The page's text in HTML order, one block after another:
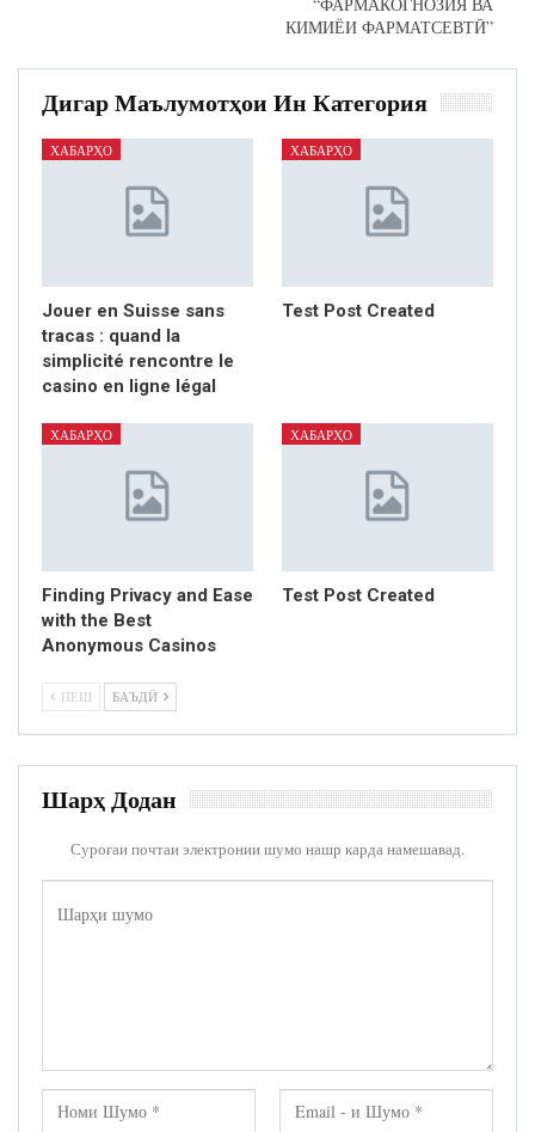
КИМИЁИ ФАРМАТСЕВТӢ”
Дигар Маълумотҳои Ин Категория
ХАБАРҲО
Jouer en Suisse sans
tracas : quand la
simplicité rencontre le
casino en ligne légal
ХАБАРҲО
Test Post Created
ХАБАРҲО
Finding Privacy and Ease
with the Best
Anonymous Casinos
ХАБАРҲО
Test Post Created
ПЕШ БАЪДӢ
Шарҳ Додан
Суроғаи почтаи электронии шумо нашр карда намешавад.